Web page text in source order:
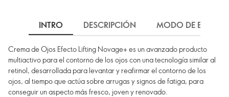
INTRO DESCRIPCIÓN MODO DE EMPLEO
Crema de Ojos Efecto Lifting Novage+ es un avanzado producto
multiactivo para el contorno de los ojos con una tecnología similar al
retinol, desarrollada para levantar y reafirmar el contorno de los
ojos, al tiempo que actúa sobre arrugas y signos de fatiga, para
conseguir un aspecto más fresco, joven y renovado.